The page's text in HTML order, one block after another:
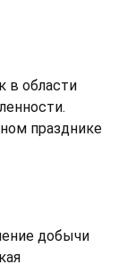
в области
празднике
добычи